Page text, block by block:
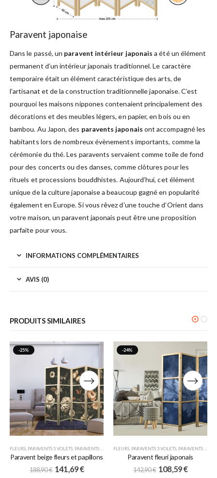
Paravent japonaise
Dans le passé, un paravent intérieur japonais a été un élément
permanent d’un intérieur japonais traditionnel. Le caractère
temporaire était un élément caractéristique des arts, de
l’artisanat et de la construction traditionnelle japonaise. C’est
pourquoi les maisons nippones contenaient principalement des
décorations et des meubles légers, en papier, en bois ou en
bambou. Au Japon, des paravents japonais ont accompagné les
habitants lors de nombreux évènements importants, comme la
cérémonie du thé. Les paravents servaient comme toile de fond
pour des concerts ou des danses, comme clôtures pour les
rituels et processions bouddhistes. Aujourd’hui, cet élément
unique de la culture japonaise a beaucoup gagné en popularité
également en Europe. Si vous rêvez d’une touche d’Orient dans
votre maison, un paravent japonais peut être une proposition
parfaite pour vous.
INFORMATIONS COMPLÉMENTAIRES
AVIS (0)
PRODUITS SIMILAIRES
-25%
FLEURS, PARAVENTS 5 VOLETS, PARAVENTS JAPONAIS
Paravent beige fleurs et papillons
188,90€ 141,69€
-24%
FLEURS, PARAVENTS 3 VOLETS, PARAVENTS JAPONAIS
Paravent fleuri japonais
142,90€ 108,59€